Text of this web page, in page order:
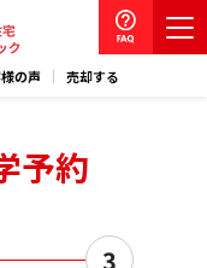
の声 売却する
予約